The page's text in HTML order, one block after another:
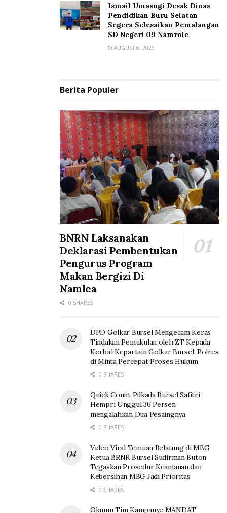
Ismail Umasugi Desak Dinas
Pendidikan Buru Selatan
Segera Selesaikan Pemalangan
SD Negeri 09 Namrole
AUGUST 6, 2026
Berita Populer
BNRN Laksanakan
Deklarasi Pembentukan
Pengurus Program
Makan Bergizi Di
Namlea
0 SHARES
DPD Golkar Bursel Mengecam Keras
Tindakan Pemukulan oleh ZT Kepada
Korbid Kepartain Golkar Bursel, Polres
di Minta Percepat Proses Hukum
0 SHARES
Quick Count Pilkada Bursel Safitri –
Hempri Unggul 36 Persen
mengalahkan Dua Pesaingnya
0 SHARES
Video Viral Temuan Belatung di MBG,
Ketua BRNR Bursel Sudirman Buton
Tegaskan Prosedur Keamanan dan
Kebersihan MBG Jadi Prioritas
0 SHARES
Oknum Tim Kampanye MANDAT